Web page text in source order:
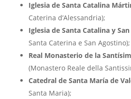
Iglesia de Santa Catalina
Caterina d’Alessandria);
Iglesia de Santa Catalina y
Santa Caterina e San Agostino);
Real Monasterio de la
(Monastero Reale della
Catedral de Santa María de
Santa Maria);